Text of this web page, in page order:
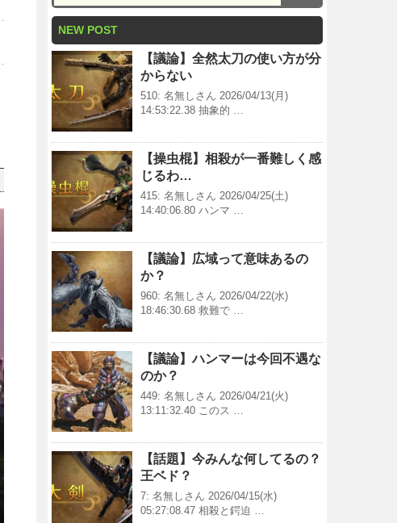
NEW POST
【議論】全然太刀の使い方が分
からない
510: 名無しさん 2026/04/13(月)
14:53:22.38 抽象的 …
【操虫棍】相殺が一番難しく感
じるわ…
415: 名無しさん 2026/04/25(土)
14:40:06.80 ハンマ …
【議論】広域って意味あるの
か？
960: 名無しさん 2026/04/22(水)
18:46:30.68 救難で …
【議論】ハンマーは今回不遇な
のか？
449: 名無しさん 2026/04/21(火)
13:11:32.40 このス …
【話題】今みんな何してるの？
王ベド？
7: 名無しさん 2026/04/15(水)
05:27:08.47 相殺と鍔迫 …